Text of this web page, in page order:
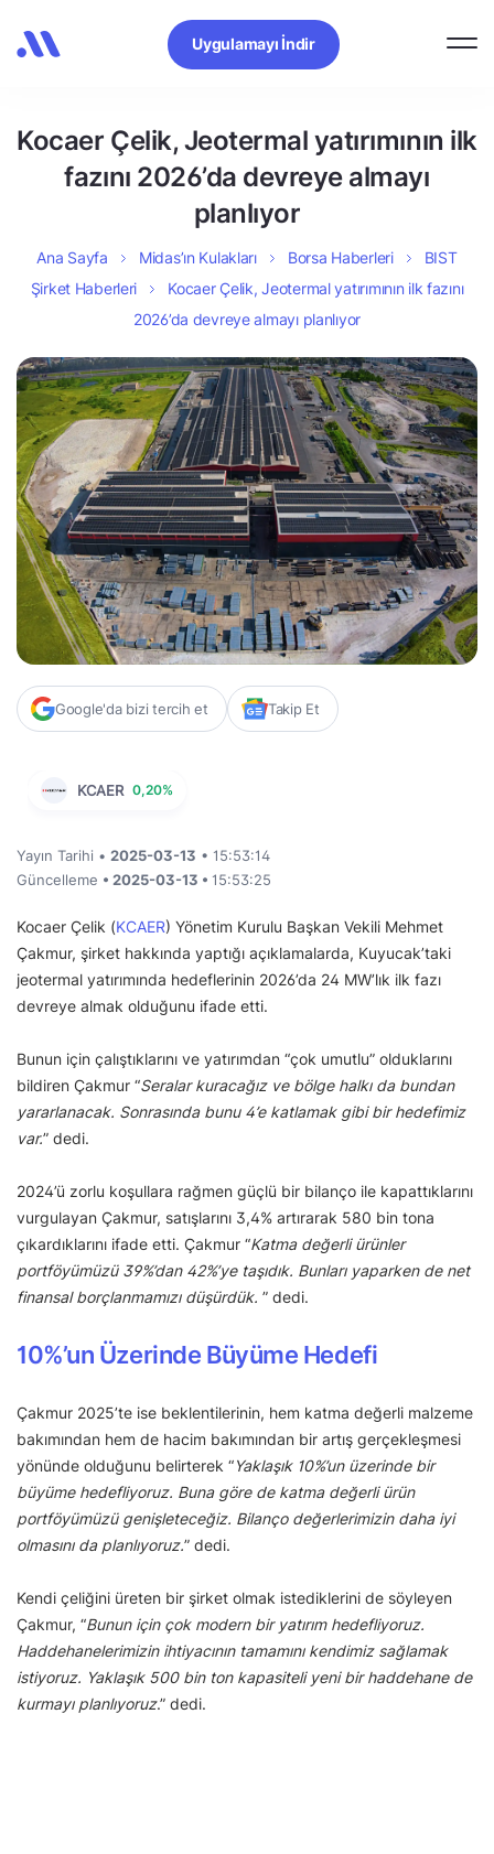
Uygulamayı İndir
Kocaer Çelik, Jeotermal yatırımının ilk
fazını 2026’da devreye almayı
planlıyor
Ana Sayfa Midas’ın Kulakları Borsa Haberleri
BIST
Şirket Haberleri
Kocaer Çelik, Jeotermal yatırımının ilk fazını
2026’da devreye almayı planlıyor
Google'da bizi tercih et Takip Et
KCAER 0,20%
Yayın Tarihi • 2025-03-13 • 15:53:14
Güncelleme • 2025-03-13 • 15:53:25
Kocaer Çelik (KCAER) Yönetim Kurulu Başkan Vekili Mehmet
Çakmur, şirket hakkında yaptığı açıklamalarda, Kuyucak’taki
jeotermal yatırımında hedeflerinin 2026’da 24 MW’lık ilk fazı
devreye almak olduğunu ifade etti.
Bunun için çalıştıklarını ve yatırımdan “çok umutlu” olduklarını
bildiren Çakmur “Seralar kuracağız ve bölge halkı da bundan
yararlanacak. Sonrasında bunu 4’e katlamak gibi bir hedefimiz
var.” dedi.
2024’ü zorlu koşullara rağmen güçlü bir bilanço ile kapattıklarını
vurgulayan Çakmur, satışlarını 3,4% artırarak 580 bin tona
çıkardıklarını ifade etti. Çakmur “Katma değerli ürünler
portföyümüzü 39%’dan 42%’ye taşıdık. Bunları yaparken de net
finansal borçlanmamızı düşürdük. ” dedi.
10%’un Üzerinde Büyüme Hedefi
Çakmur 2025’te ise beklentilerinin, hem katma değerli malzeme
bakımından hem de hacim bakımından bir artış gerçekleşmesi
yönünde olduğunu belirterek “Yaklaşık 10%’un üzerinde bir
büyüme hedefliyoruz. Buna göre de katma değerli ürün
portföyümüzü genişleteceğiz. Bilanço değerlerimizin daha iyi
olmasını da planlıyoruz.” dedi.
Kendi çeliğini üreten bir şirket olmak istediklerini de söyleyen
Çakmur, “Bunun için çok modern bir yatırım hedefliyoruz.
Haddehanelerimizin ihtiyacının tamamını kendimiz sağlamak
istiyoruz. Yaklaşık 500 bin ton kapasiteli yeni bir haddehane de
kurmayı planlıyoruz.” dedi.